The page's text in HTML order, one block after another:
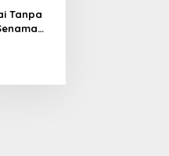
Tanpa